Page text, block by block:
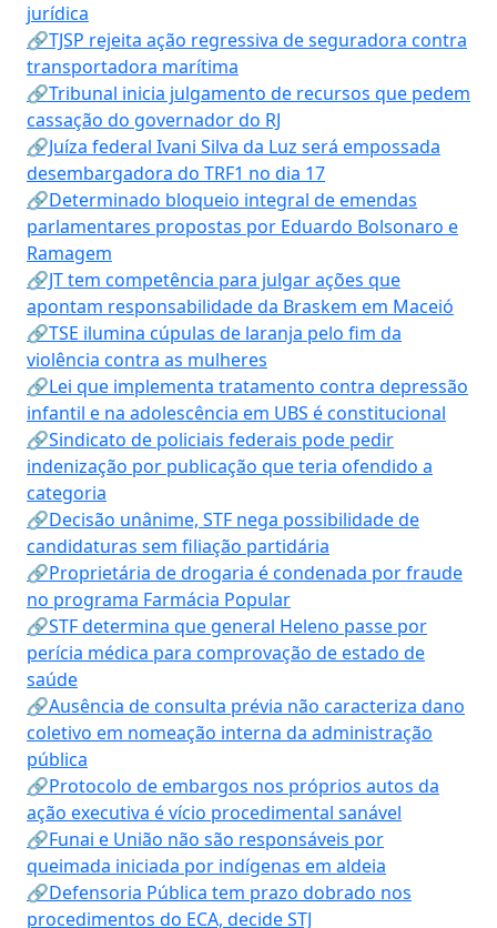
jurídica
🔗TJSP rejeita ação regressiva de seguradora contra
transportadora marítima
🔗Tribunal inicia julgamento de recursos que pedem
cassação do governador do RJ
🔗Juíza federal Ivani Silva da Luz será empossada
desembargadora do TRF1 no dia 17
🔗Determinado bloqueio integral de emendas
parlamentares propostas por Eduardo Bolsonaro e
Ramagem
🔗JT tem competência para julgar ações que
apontam responsabilidade da Braskem em Maceió
🔗TSE ilumina cúpulas de laranja pelo fim da
violência contra as mulheres
🔗Lei que implementa tratamento contra depressão
infantil e na adolescência em UBS é constitucional
🔗Sindicato de policiais federais pode pedir
indenização por publicação que teria ofendido a
categoria
🔗Decisão unânime, STF nega possibilidade de
candidaturas sem filiação partidária
🔗Proprietária de drogaria é condenada por fraude
no programa Farmácia Popular
🔗STF determina que general Heleno passe por
perícia médica para comprovação de estado de
saúde
🔗Ausência de consulta prévia não caracteriza dano
coletivo em nomeação interna da administração
pública
🔗Protocolo de embargos nos próprios autos da
ação executiva é vício procedimental sanável
🔗Funai e União não são responsáveis por
queimada iniciada por indígenas em aldeia
🔗Defensoria Pública tem prazo dobrado nos
procedimentos do ECA, decide STJ